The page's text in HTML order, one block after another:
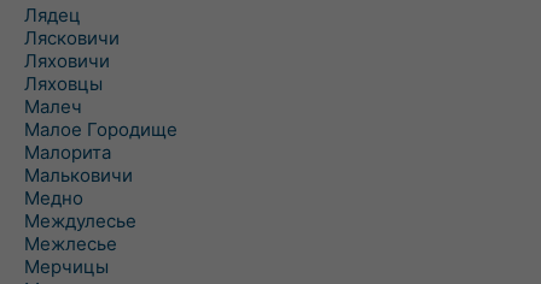
Лядец
Лясковичи
Ляховичи
Ляховцы
Малеч
Малое Городище
Малорита
Мальковичи
Медно
Междулесье
Межлесье
Мерчицы